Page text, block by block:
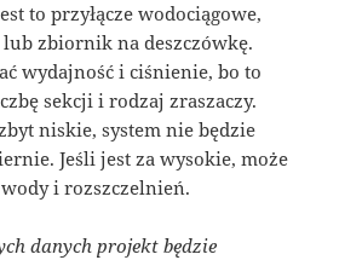
to przyłącze wodociągowe,
zbiornik na deszczówkę.
wydajność i ciśnienie, bo to
sekcji i rodzaj zraszaczy.
niskie, system nie będzie
Jeśli jest za wysokie, może
i rozszczelnień.
danych projekt będzie